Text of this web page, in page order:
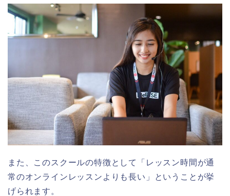
また、このスクールの特徴として「レッスン時間が通
常のオンラインレッスンよりも長い」ということが挙
げられます。